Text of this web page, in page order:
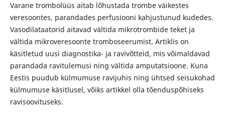
Varane trombolüüs aitab lõhustada trombe väikestes
veresoontes, parandades perfusiooni kahjustunud kudedes.
Vasodilataatorid aitavad vältida mikrotrombide teket ja
vältida mikroveresoonte tromboseerumist. Artiklis on
käsitletud uusi diagnostika- ja ravivõtteid, mis võimaldavad
parandada ravitulemusi ning vältida amputatsioone. Kuna
Eestis puudub külmumuse ravijuhis ning ühtsed seisukohad
külmumuse käsitlusel, võiks artikkel olla tõenduspõhiseks
ravisoovituseks.